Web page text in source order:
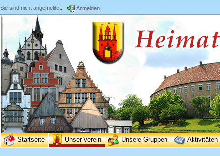
Sie sind nicht angemeldet. Anmelden
Startseite Unser Verein Unsere Gruppen Aktivitäten